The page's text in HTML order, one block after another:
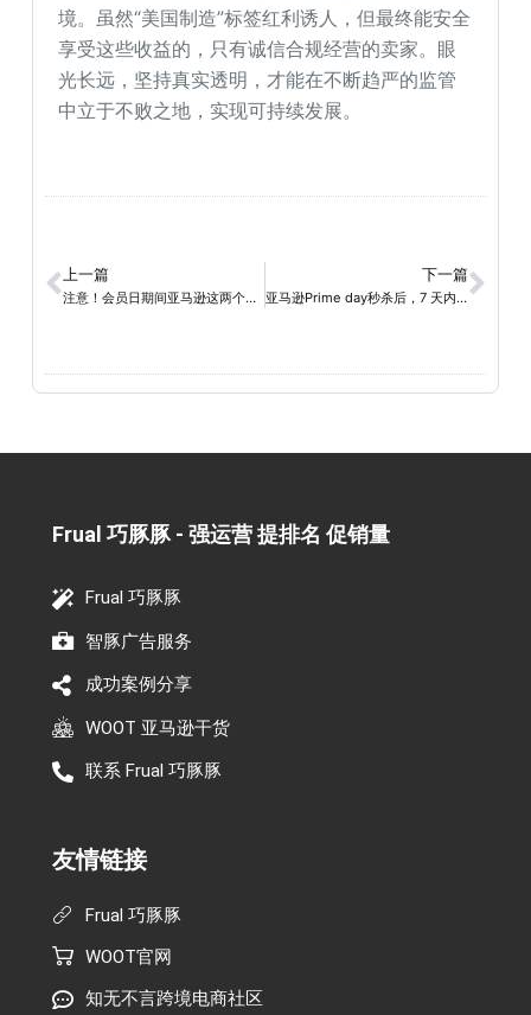
境。虽然“美国制造”标签红利诱人，但最终能安全
享受这些收益的，只有诚信合规经营的卖家。眼
光长远，坚持真实透明，才能在不断趋严的监管
中立于不败之地，实现可持续发展。
上一篇
注意！会员日期间亚马逊这两个重大变化~
下一篇
亚马逊Prime day秒杀后，7 天内不能做任何促销怎么办?
Frual 巧豚豚 - 强运营 提排名 促销量​
Frual 巧豚豚
智豚广告服务
成功案例分享
WOOT 亚马逊干货
联系 Frual 巧豚豚
友情链接
Frual 巧豚豚
WOOT官网
知无不言跨境电商社区